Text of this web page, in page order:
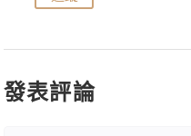
發表評論